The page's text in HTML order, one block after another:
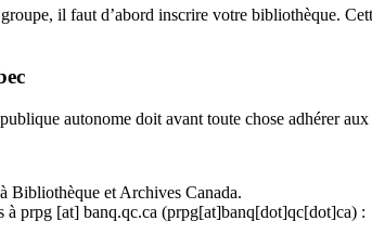
il faut d’abord inscrire votre bibliothèque.
autonome doit avant toute chose adhérer
à Bibliothèque et Archives Canada.
à prpg [at] banq.qc.ca (prpg[at]banq[dot]qc[dot]ca) :